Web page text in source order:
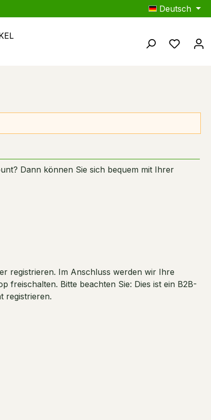
Deutsch
Du
Dann können Sie sich bequem mit Ihrer
registrieren. Im Anschluss werden wir Ihre
freischalten. Bitte beachten Sie: Dies ist ein B2B-
registrieren.